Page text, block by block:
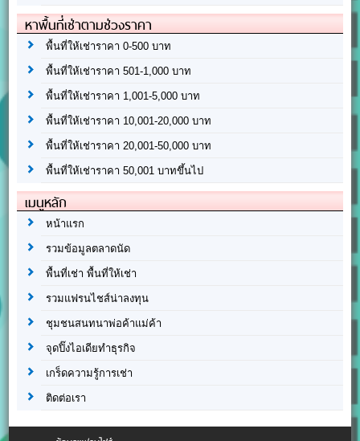
หาพื้นที่เช่าตามช่วงราคา
พื้นที่ให้เช่าราคา 0-500 บาท
พื้นที่ให้เช่าราคา 501-1,000 บาท
พื้นที่ให้เช่าราคา 1,001-5,000 บาท
พื้นที่ให้เช่าราคา 10,001-20,000 บาท
พื้นที่ให้เช่าราคา 20,001-50,000 บาท
พื้นที่ให้เช่าราคา 50,001 บาทขึ้นไป
เมนูหลัก
หน้าแรก
รวมข้อมูลตลาดนัด
พื้นที่เช่า พื้นที่ให้เช่า
รวมแฟรนไชส์น่าลงทุน
ชุมชนสนทนาพ่อค้าแม่ค้า
จุดปิ๊งไอเดียทำธุรกิจ
เกร็ดความรู้การเช่า
ติดต่อเรา